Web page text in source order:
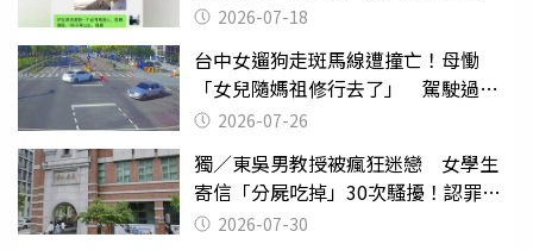
2026-07-18
台中女遛狗走斑馬線遭撞亡！母慟
「女兒隨媽祖修行去了」 駕駛過失
致死判9月
2026-07-26
獨／東吳男教授被瘋狂迷戀 女學生
寄信「分屍吃掉」30次騷擾！認罪免
關 2026-07-30